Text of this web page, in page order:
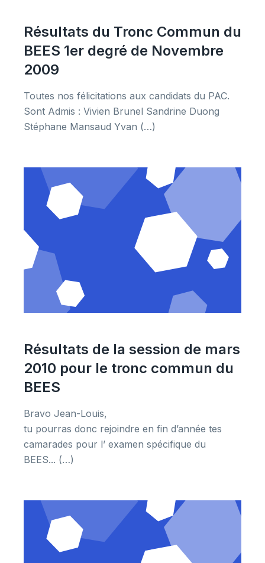
Résultats du Tronc Commun du
BEES 1er degré de Novembre
2009
Toutes nos félicitations aux candidats du PAC.
Sont Admis : Vivien Brunel Sandrine Duong
Stéphane Mansaud Yvan (…)
Résultats de la session de mars
2010 pour le tronc commun du
BEES
Bravo Jean-Louis,
tu pourras donc rejoindre en fin d’année tes
camarades pour l’ examen spécifique du
BEES... (…)